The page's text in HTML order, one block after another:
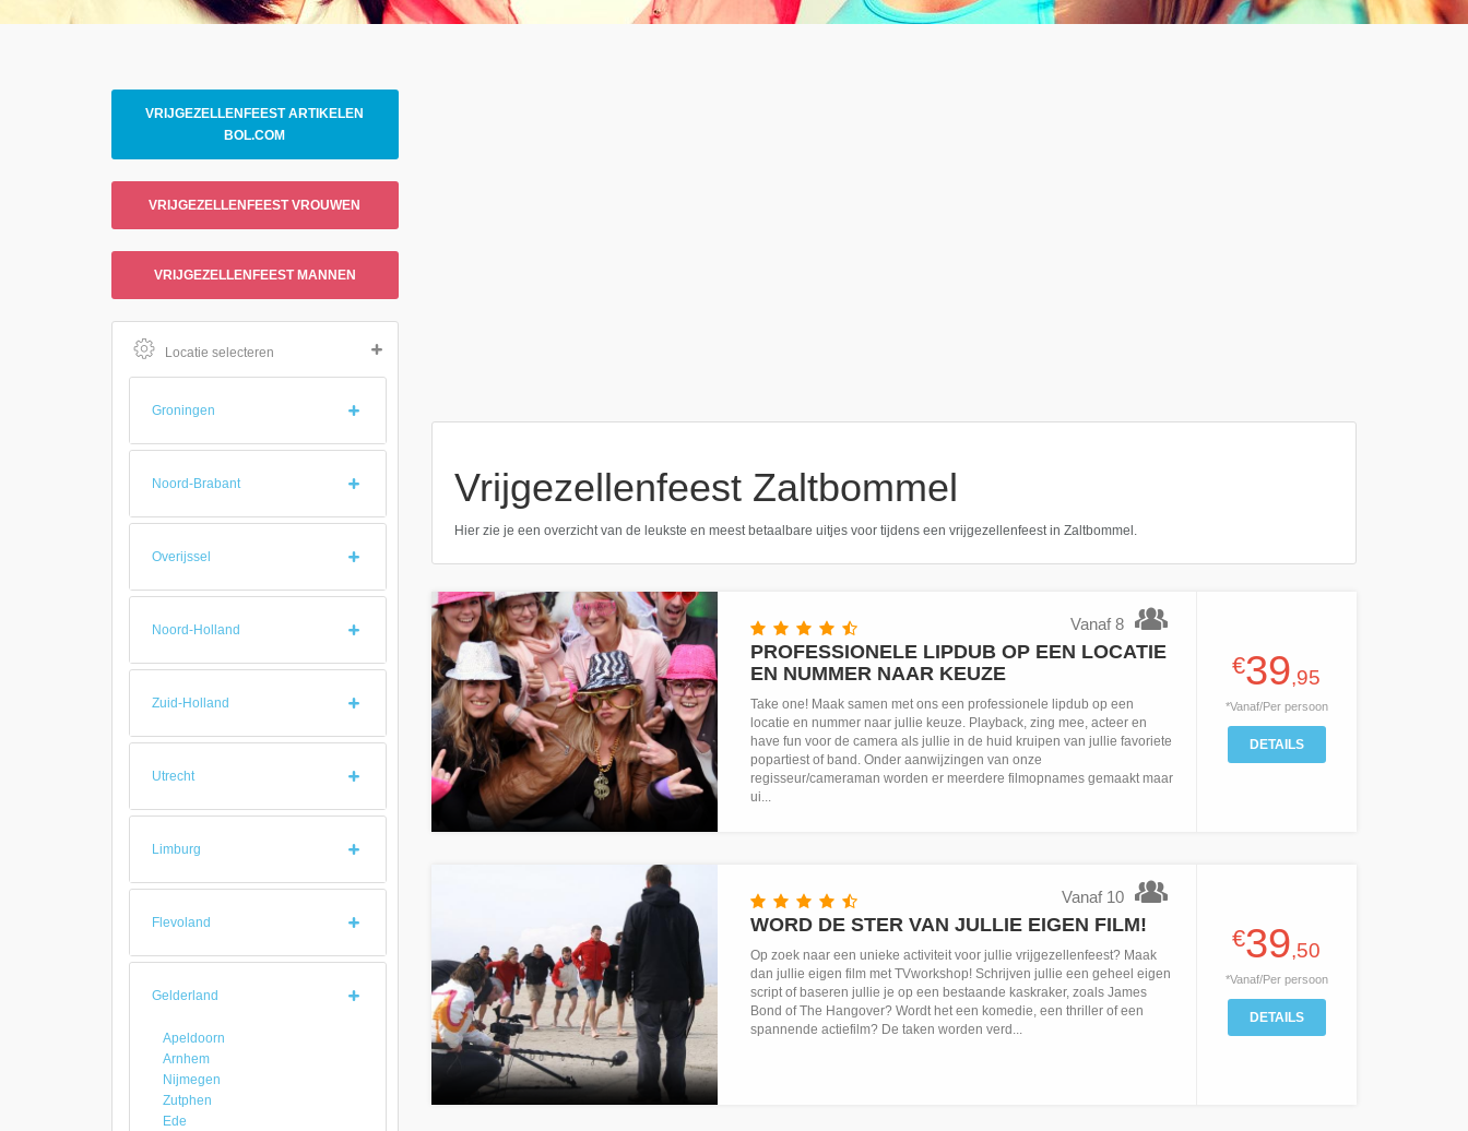
VRIJGEZELLENFEEST ARTIKELEN
BOL.COM
VRIJGEZELLENFEEST VROUWEN
VRIJGEZELLENFEEST MANNEN
Locatie selecteren
Groningen
Noord-Brabant
Overijssel
Noord-Holland
Zuid-Holland
Utrecht
Limburg
Flevoland
Gelderland
Apeldoorn
Arnhem
Nijmegen
Zutphen
Ede
Vrijgezellenfeest Zaltbommel
Hier zie je een overzicht van de leukste en meest betaalbare uitjes voor tijdens een vrijgezellenfeest in Zaltbommel.
Vanaf 8
PROFESSIONELE LIPDUB OP EEN LOCATIE
EN NUMMER NAAR KEUZE
Take one! Maak samen met ons een professionele lipdub op een
locatie en nummer naar jullie keuze. Playback, zing mee, acteer en
have fun voor de camera als jullie in de huid kruipen van jullie favoriete
popartiest of band. Onder aanwijzingen van onze
regisseur/cameraman worden er meerdere filmopnames gemaakt maar
ui...
€39,95
*Vanaf/Per persoon
DETAILS
Vanaf 10
WORD DE STER VAN JULLIE EIGEN FILM!
Op zoek naar een unieke activiteit voor jullie vrijgezellenfeest? Maak
dan jullie eigen film met TVworkshop! Schrijven jullie een geheel eigen
script of baseren jullie je op een bestaande kaskraker, zoals James
Bond of The Hangover? Wordt het een komedie, een thriller of een
spannende actiefilm? De taken worden verd...
€39,50
*Vanaf/Per persoon
DETAILS